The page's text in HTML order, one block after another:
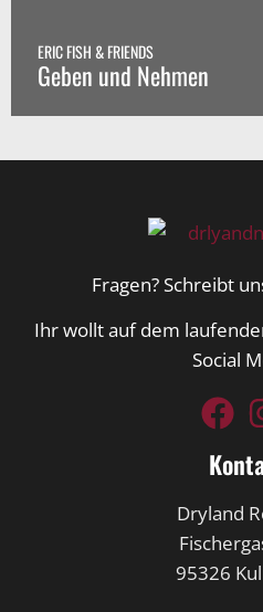
ERIC FISH & FRIENDS
Geben und Nehmen
Fragen? Schreibt
Ihr wollt auf dem
Social
Dryland
95326